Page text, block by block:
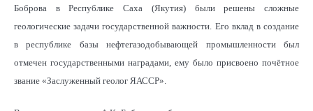
Боброва в Республике Саха (Якутия) были решены сложные
геологические задачи государственной важности. Его вклад в создание
в республике базы нефтегазодобывающей промышленности был
отмечен государственными наградами, ему было присвоено почётное
звание «Заслуженный геолог ЯАССР».